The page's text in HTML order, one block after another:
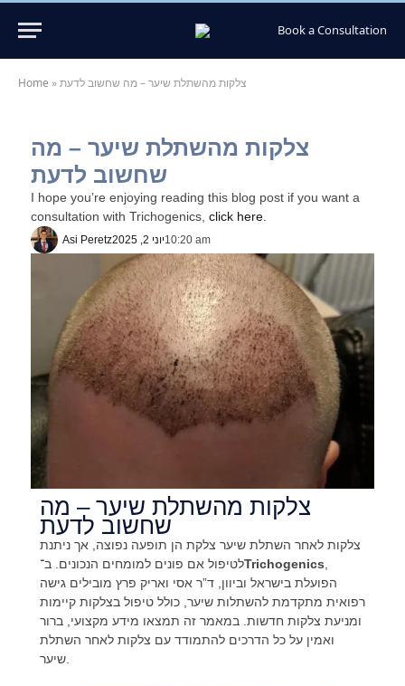
Book a Consultation
Home »צלקות מהשתלת שיער – מה שחשוב לדעת
צלקות מהשתלת שיער – מה
שחשוב לדעת
I hope you’re enjoying reading this blog post if you want a
consultation with Trichogenics, click here.
Asi Peretz יוני 2, 202510:20 am
צלקות מהשתלת שיער – מה
שחשוב לדעת
צלקות לאחר השתלת שיער צלקת הן תופעה נפוצה, אך ניתנת
לטיפול אם פונים למומחים הנכונים. ב־Trichogenics
הפועלת בישראל וביוון, ד”ר אסי ואריק פרץ מובילים גישה
רפואית מתקדמת להשתלות שיער, כולל טיפול בצלקות קיימות
ומניעת צלקות חדשות. במאמר זה תמצאו מידע מקצועי, ברור
ואמין על כל הדרכים להתמודד עם צלקות לאחר השתלת
שיער.